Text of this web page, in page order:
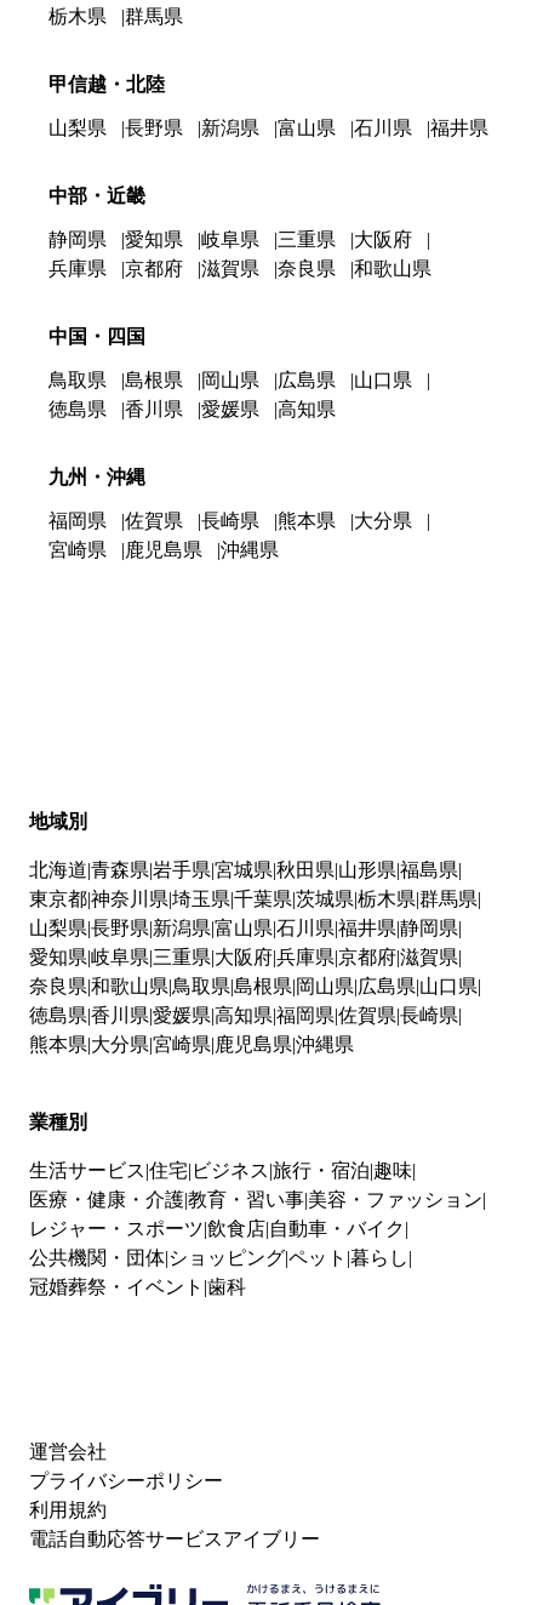
栃木県
群馬県
甲信越・北陸
山梨県 長野県 新潟県 富山県 石川県 福井県
中部・近畿
静岡県 愛知県 岐阜県 三重県
大阪府
兵庫県
京都府 滋賀県 奈良県 和歌山県
中国・四国
鳥取県 島根県 岡山県 広島県
山口県
徳島県
香川県 愛媛県 高知県
九州・沖縄
福岡県 佐賀県 長崎県 熊本県
大分県
宮崎県
鹿児島県 沖縄県
地域別
北海道 青森県 岩手県 宮城県 秋田県 山形県 福島県
東京都神奈川県 埼玉県 千葉県 茨城県 栃木県 群馬県
山梨県 長野県 新潟県 富山県 石川県 福井県 静岡県
愛知県 岐阜県 三重県 大阪府兵庫県 京都府滋賀県
奈良県 和歌山県 鳥取県 島根県 岡山県 広島県 山口県
徳島県 香川県 愛媛県 高知県 福岡県 佐賀県 長崎県
熊本県 大分県 宮崎県 鹿児島県 沖縄県
業種別
生活サービス 住宅 ビジネス 旅行・宿泊 趣味
医療・健康・介護教育・習い事 美容・ファッション
レジャー・スポーツ 飲食店 自動車・バイク
公共機関・団体 ショッピングペット 暮らし
冠婚葬祭・イベント 歯科
運営会社
プライバシーポリシー
利用規約
電話自動応答サービスアイブリー